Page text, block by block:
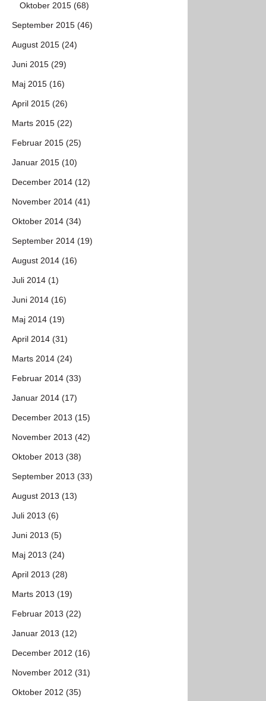
Oktober 2015 (68)
September 2015 (46)
August 2015 (24)
Juni 2015 (29)
Maj 2015 (16)
April 2015 (26)
Marts 2015 (22)
Februar 2015 (25)
Januar 2015 (10)
December 2014 (12)
November 2014 (41)
Oktober 2014 (34)
September 2014 (19)
August 2014 (16)
Juli 2014 (1)
Juni 2014 (16)
Maj 2014 (19)
April 2014 (31)
Marts 2014 (24)
Februar 2014 (33)
Januar 2014 (17)
December 2013 (15)
November 2013 (42)
Oktober 2013 (38)
September 2013 (33)
August 2013 (13)
Juli 2013 (6)
Juni 2013 (5)
Maj 2013 (24)
April 2013 (28)
Marts 2013 (19)
Februar 2013 (22)
Januar 2013 (12)
December 2012 (16)
November 2012 (31)
Oktober 2012 (35)